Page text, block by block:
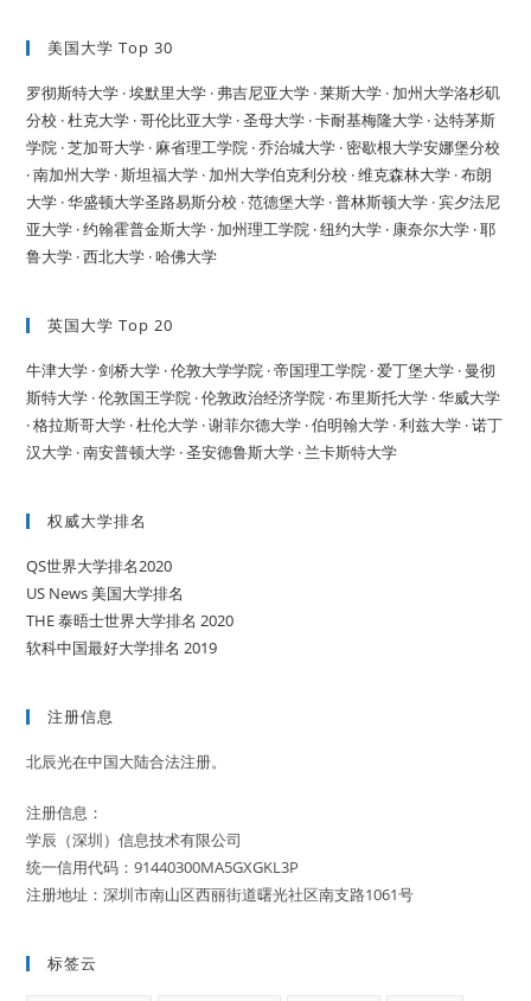
美国大学 Top 30
罗彻斯特大学 ·埃默里大学 · 弗吉尼亚大学 ·莱斯大学 · 加州大学洛杉矶
分校 ·杜克大学 ·哥伦比亚大学 ·圣母大学 ·卡耐基梅隆大学 ·达特茅斯
学院 ·芝加哥大学 · 麻省理工学院 ·乔治城大学 · 密歇根大学安娜堡分校
·南加州大学 ·斯坦福大学 · 加州大学伯克利分校 ·维克森林大学 ·布朗
大学 ·华盛顿大学圣路易斯分校 ·范德堡大学 ·普林斯顿大学 ·宾夕法尼
亚大学 ·约翰霍普金斯大学 · 加州理工学院 ·纽约大学 · 康奈尔大学 ·耶
鲁大学 ·西北大学 ·哈佛大学
英国大学 Top 20
牛津大学 ·剑桥大学 ·伦敦大学学院 ·帝国理工学院 ·爱丁堡大学 · 曼彻
斯特大学 ·伦敦国王学院 ·伦敦政治经济学院 ·布里斯托大学 ·华威大学
·格拉斯哥大学 ·杜伦大学 ·谢菲尔德大学 ·伯明翰大学 ·利兹大学 ·诺丁
汉大学 ·南安普顿大学 ·圣安德鲁斯大学 · 兰卡斯特大学
权威大学排名
QS世界大学排名2020
US News 美国大学排名
THE 泰晤士世界大学排名 2020
软科中国最好大学排名 2019
注册信息
北辰光在中国大陆合法注册。
注册信息：
学辰（深圳）信息技术有限公司
统一信用代码：91440300MA5GXGKL3P
注册地址：深圳市南山区西丽街道曙光社区南支路1061号
标签云